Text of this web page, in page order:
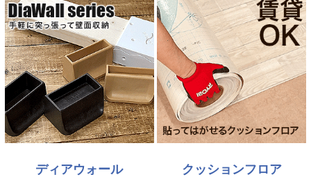
ディアウォール クッションフロア